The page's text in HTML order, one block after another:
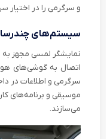
و سرگرمی را در اختیار
سیستم‌های
اتصال به گوشی‌های
سرگرمی و اطلاعات در
موسیقی و برنامه‌های
می‌سازند.